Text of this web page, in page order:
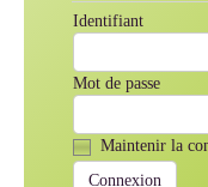
Identifiant
Mot de passe
Maintenir la